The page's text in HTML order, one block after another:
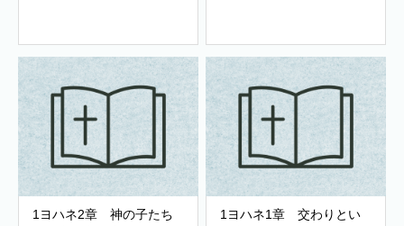
1ヨハネ2章 神の子たち
1ヨハネ1章 交わりとい